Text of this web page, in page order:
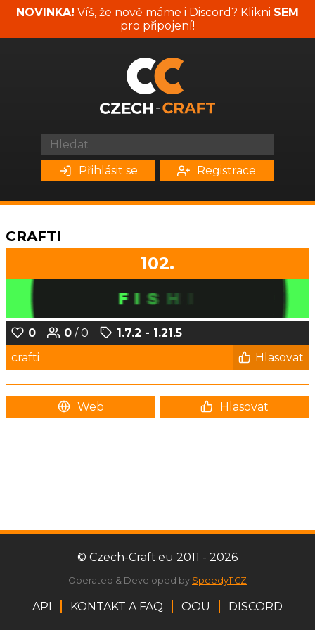
NOVINKA! Víš, že nově máme i Discord? Klikni SEM
pro připojení!
Přihlásit se Registrace
CRAFTI
102.
0 0 / 0
1.7.2 - 1.21.5
crafti
Hlasovat
Web Hlasovat
© Czech-Craft.eu 2011 - 2026
Operated & Developed by Speedy11CZ
API KONTAKT A FAQ OOU DISCORD